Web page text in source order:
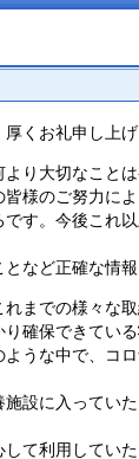
くお礼申し上げ
大切なこと
様のご努力に
す。今後これ
など正確な情報
での様々な
確保できている
うな中で、コ
設に入ってい
て利用してい